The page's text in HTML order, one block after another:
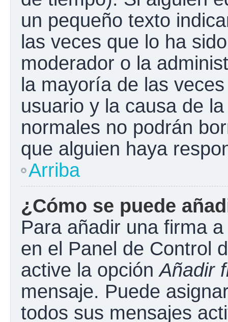
un pequeño texto
las veces que lo ha
moderador o la
la mayoría de las
usuario y la causa de
normales no podrán
que alguien haya
Arriba
¿Cómo se puede
Para añadir una firma
en el Panel de Control
active la opciónAñadir
mensaje. Puede
todos sus mensajes